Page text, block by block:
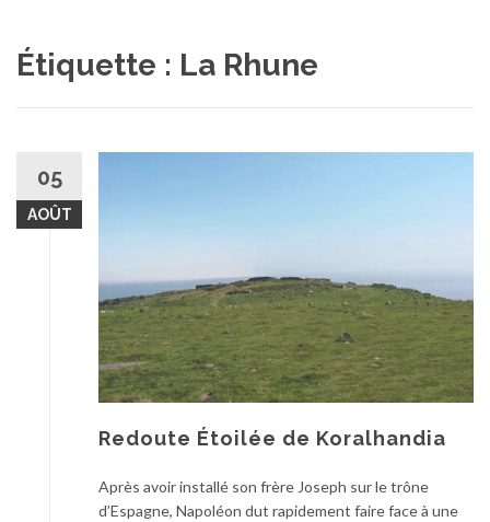
Étiquette : La Rhune
05
AOÛT
Redoute Étoilée de Koralhandia
Après avoir installé son frère Joseph sur le trône
d’Espagne, Napoléon dut rapidement faire face à une